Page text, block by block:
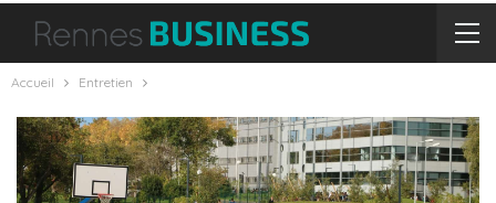
Accueil Entretien